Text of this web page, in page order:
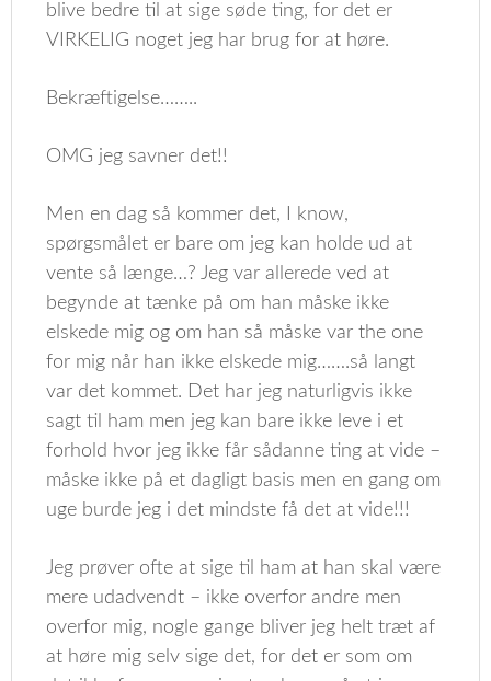
blive bedre til at sige søde ting, for det er
VIRKELIG noget jeg har brug for at høre.
Bekræftigelse……..
OMG jeg savner det!!
Men en dag så kommer det, I know,
spørgsmålet er bare om jeg kan holde ud at
vente så længe…? Jeg var allerede ved at
begynde at tænke på om han måske ikke
elskede mig og om han så måske var the one
for mig når han ikke elskede mig…….så langt
var det kommet. Det har jeg naturligvis ikke
sagt til ham men jeg kan bare ikke leve i et
forhold hvor jeg ikke får sådanne ting at vide –
måske ikke på et dagligt basis men en gang om
uge burde jeg i det mindste få det at vide!!!
Jeg prøver ofte at sige til ham at han skal være
mere udadvendt – ikke overfor andre men
overfor mig, nogle gange bliver jeg helt træt af
at høre mig selv sige det, for det er som om